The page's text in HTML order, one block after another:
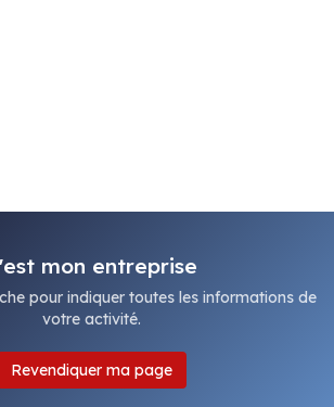
mon entreprise
pour indiquer toutes les informations de
votre activité.
Revendiquer ma page